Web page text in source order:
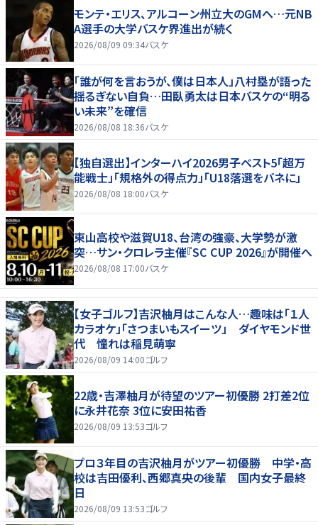
モンテ・エリス、アルコーン州立大のGMへ…元NB
A選手の大学バスケ界進出が続く
2026/08/09 09:34バスケ
「誰が何を言おうが、僕は日本人」八村塁が語った
揺るぎない自負…田臥勇太は日本バスケの“明る
い未来”を確信
2026/08/08 18:36バスケ
【独自選出】インターハイ2026男子ベスト5「超万
能戦士」「規格外の得点力」「U18落選をバネに」
2026/08/08 18:00バスケ
東山高校や滋賀U18、台湾の強豪、大学勢が激
突…サン・クロレラ主催『SC CUP 2026』が開催へ
2026/08/08 17:00バスケ
【女子ゴルフ】吉沢柚月はこんな人…趣味は「１人
カラオケ」「さつまいもスイーツ」 ダイヤモンド世
代 憧れは稲見萌寧
2026/08/09 14:00ゴルフ
22歳・吉澤柚月が待望のツアー初優勝 2打差2位
に永井花奈 3位に安田祐香
2026/08/09 13:53ゴルフ
プロ３年目の吉沢柚月がツアー初優勝 中学・高
校は吉田優利、西郷真央の後輩 国内女子最終
日
2026/08/09 13:53ゴルフ